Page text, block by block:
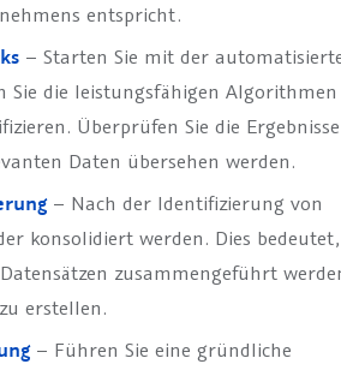
entspricht.
– Starten Sie mit der
die leistungsfähigen
Überprüfen Sie die Ergebnisse
Daten übersehen werden.
– Nach der Identifizierung von
konsolidiert werden. Dies bedeutet,
zusammengeführt
erstellen.
– Führen Sie eine gründliche